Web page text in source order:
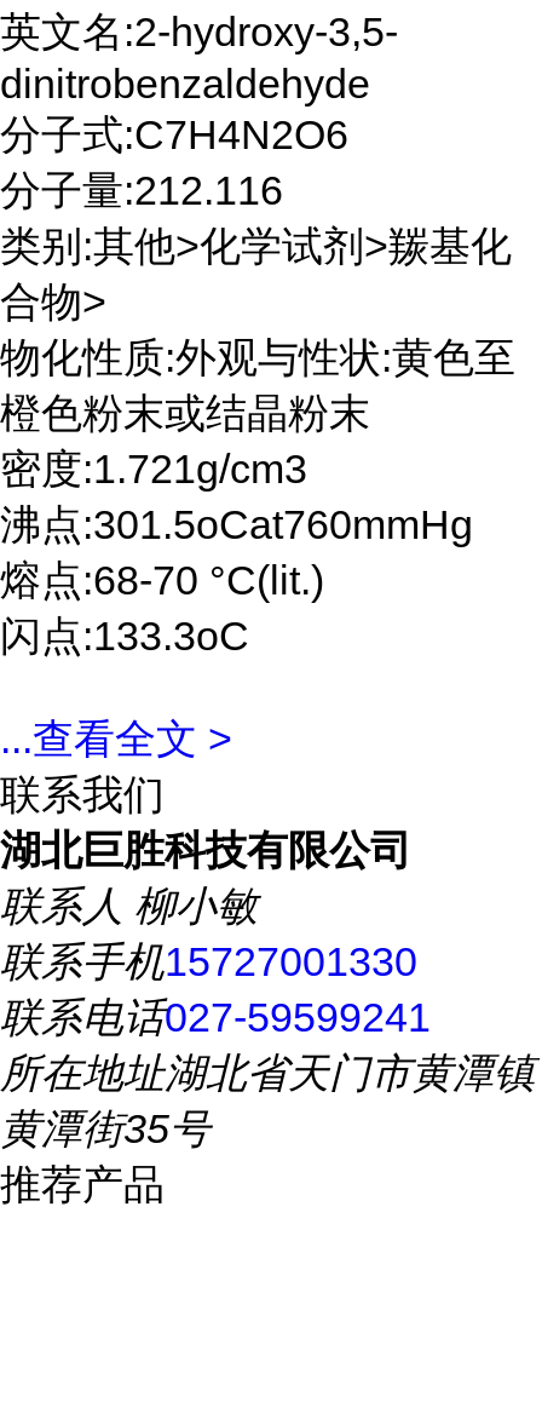
英文名:2-hydroxy-3,5-
dinitrobenzaldehyde
分子式:C7H4N2O6
分子量:212.116
类别:其他>化学试剂>羰基化
合物>
物化性质:外观与性状:黄色至
橙色粉末或结晶粉末
密度:1.721g/cm3
沸点:301.5oCat760mmHg
熔点:68-70 °C(lit.)
闪点:133.3oC
...查看全文 >
联系我们
湖北巨胜科技有限公司
联系人 柳小敏
联系手机15727001330
联系电话027-59599241
所在地址湖北省天门市黄潭镇
黄潭街35号
推荐产品